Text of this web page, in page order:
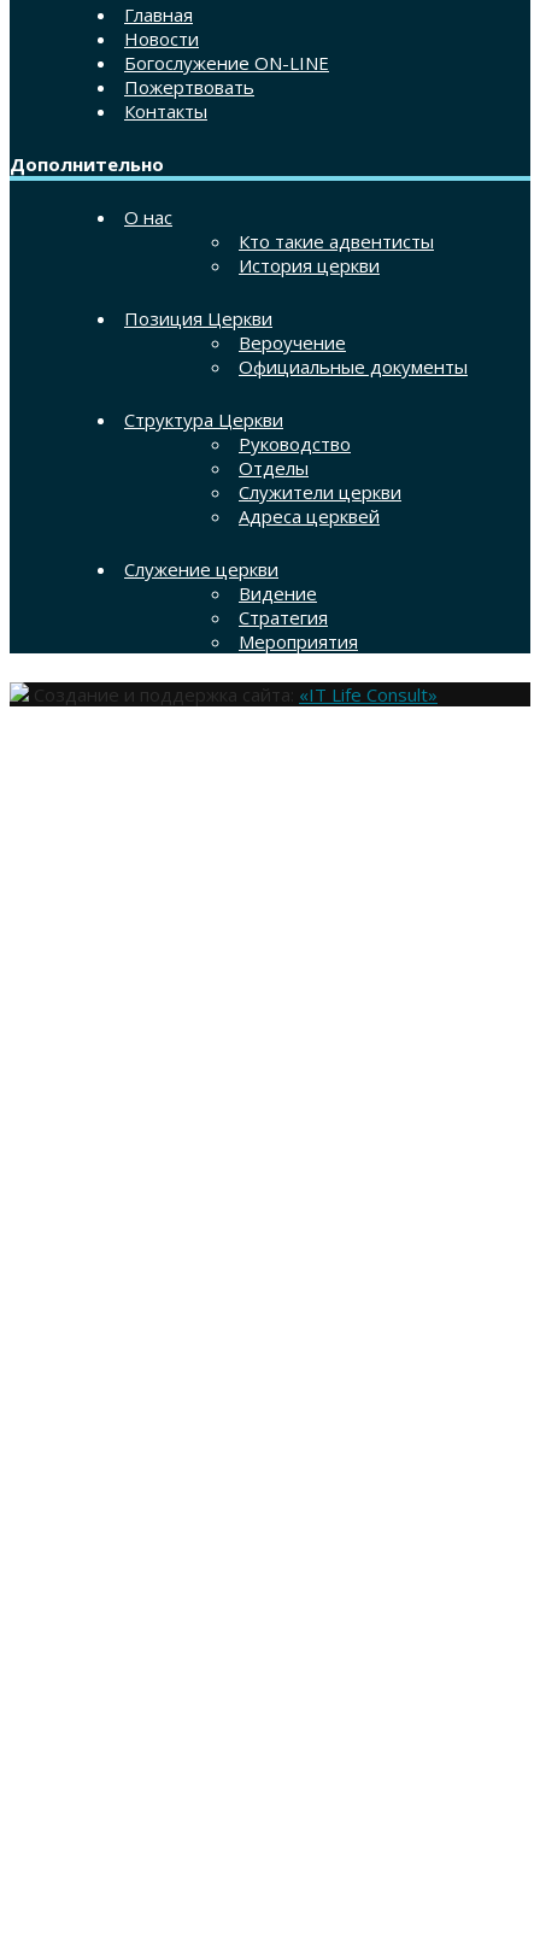
Главная
Новости
Богослужение ON-LINE
Пожертвовать
Контакты
Дополнительно
О нас
Кто такие адвентисты
История церкви
Позиция Церкви
Вероучение
Официальные документы
Структура Церкви
Руководство
Отделы
Служители церкви
Адреса церквей
Служение церкви
Видение
Стратегия
Мероприятия
Создание и поддержка сайта: «IT Life Consult»